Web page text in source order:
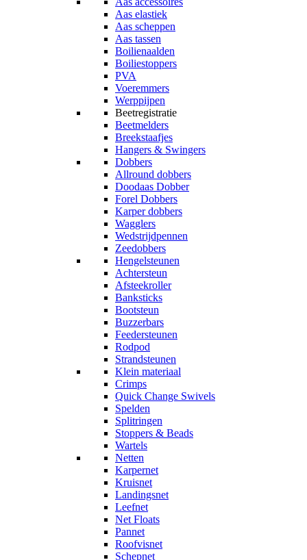
Aas elastiek
Aas scheppen
Aas tassen
Boilienaalden
Boiliestoppers
PVA
Voeremmers
Werppijpen
Beetregistratie
Beetmelders
Breekstaafjes
Hangers & Swingers
Dobbers
Allround dobbers
Doodaas Dobber
Forel Dobbers
Karper dobbers
Wagglers
Wedstrijdpennen
Zeedobbers
Hengelsteunen
Achtersteun
Afsteekroller
Banksticks
Bootsteun
Buzzerbars
Feedersteunen
Rodpod
Strandsteunen
Klein materiaal
Crimps
Quick Change Swivels
Spelden
Splitringen
Stoppers & Beads
Wartels
Netten
Karpernet
Kruisnet
Landingsnet
Leefnet
Net Floats
Pannet
Roofvisnet
Schepnet